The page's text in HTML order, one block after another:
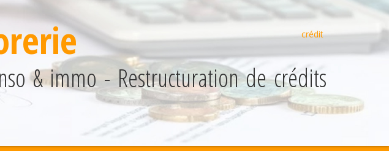
& immo - Restructuration de crédits
crédit